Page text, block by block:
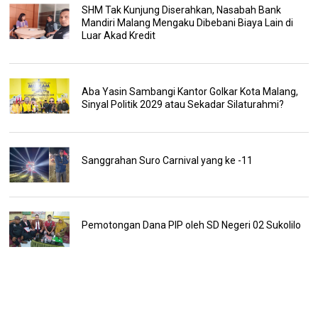
SHM Tak Kunjung Diserahkan, Nasabah Bank
Mandiri Malang Mengaku Dibebani Biaya Lain di
Luar Akad Kredit
Aba Yasin Sambangi Kantor Golkar Kota Malang,
Sinyal Politik 2029 atau Sekadar Silaturahmi?
Sanggrahan Suro Carnival yang ke -11
Pemotongan Dana PIP oleh SD Negeri 02 Sukolilo